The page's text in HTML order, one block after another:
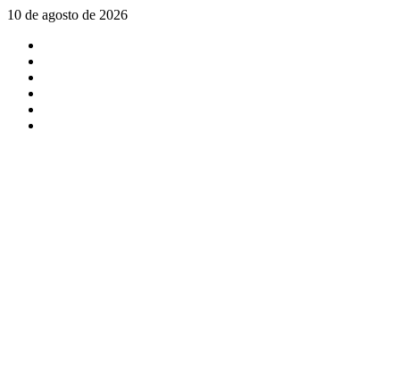
Saltar
contenido
10 de agosto de 2026